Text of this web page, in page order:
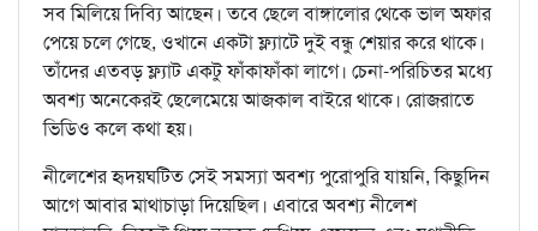
সব মিলিয়ে দিব্যি আছেন। তবে ছেলে বাঙ্গালোর থেকে ভাল অফার
পেয়ে চলে গেছে, ওখানে একটা ফ্ল্যাটে দুই বন্ধু শেয়ার করে থাকে।
তাঁদের এতবড় ফ্ল্যাট একটু ফাঁকাফাঁকা লাগে। চেনা-পরিচিতর মধ্যে
অবশ্য অনেকেরই ছেলেমেয়ে আজকাল বাইরে থাকে। রোজরাতে
ভিডিও কলে কথা হয়।
নীলেশের হৃদয়ঘটিত সেই সমস্যা অবশ্য পুরোপুরি যায়নি, কিছুদিন
আগে আবার মাথাচাড়া দিয়েছিল। এবারে অবশ্য নীলেশ